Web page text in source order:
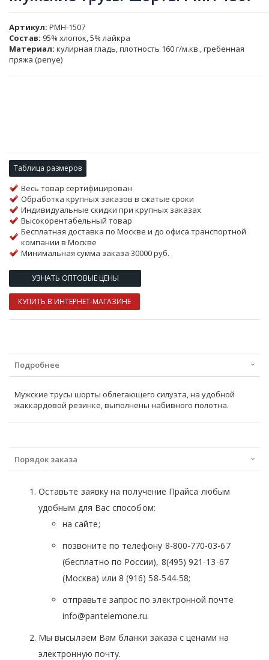
Артикул PMH-1507
Состав: 95% хлопок, 5% лайкра
Материал: кулирная гладь, плотность 160 г/м.кв., гребенная
пряжа (penye)
Таблица размеров
Весь товар сертифицирован
Обработка крупных заказов в сжатые сроки
Индивидуальные скидки при крупных заказах
Высокорентабельный товар
Бесплатная доставка по Москве и до офиса транспортной
компании в Москве
Минимальная сумма заказа 30000 руб.
УЗНАТЬ ОПТОВЫЕ ЦЕНЫ
КУПИТЬ В ИНТЕРНЕТ-МАГАЗИНЕ
Подробнее
Мужские трусы шорты облегающего силуэта, на удобной
жаккардовой резинке, выполнены набивного полотна.
Порядок заказа
Оставьте заявку на получение Прайса любым
удобным для Вас способом:
на сайте;
позвоните по телефону 8-800-770-03-67
(бесплатно по России), 8(495) 921-13-67
(Москва) или 8 (916) 58-544-58;
отправьте запрос по электронной почте
info@pantelemone.ru.
Мы высылаем Вам бланки заказа с ценами на
электронную почту.